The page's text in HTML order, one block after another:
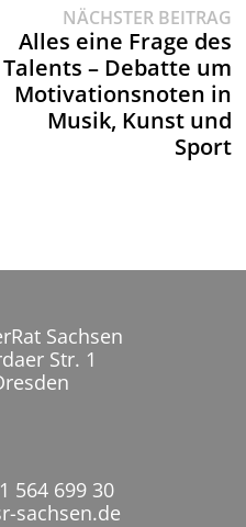
NÄCHSTER BEITRAG
Alles eine Frage des
Talents – Debatte um
Motivationsnoten in
Musik, Kunst und
Sport
Sachsen
Str. 1
564 699 30
sachsen.de